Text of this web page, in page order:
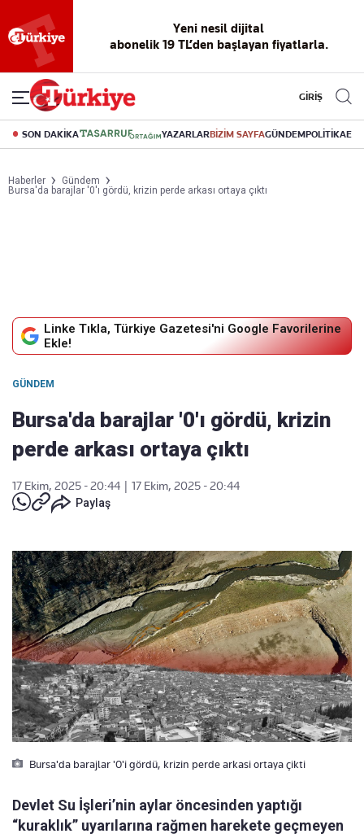
Yeni nesil dijital
abonelik 19 TL’den başlayan fiyatlarla.
GİRİŞ
SON DAKİKA YAZARLARBİZİM SAYFAGÜNDEMPOLİTİKA
Haberler
Gündem
Bursa'da barajlar '0'ı gördü, krizin perde arkası ortaya çıktı
Linke Tıkla, Türkiye Gazetesi'ni Google Favorilerine
Ekle!
GÜNDEM
Bursa'da barajlar '0'ı gördü, krizin
perde arkası ortaya çıktı
17 Ekim, 2025 - 20:44
17 Ekim, 2025 - 20:44
Paylaş
Bursa'da barajlar '0'i gördü, krizin perde arkasi ortaya çikti
Devlet Su İşleri’nin aylar öncesinden yaptığı
“kuraklık” uyarılarına rağmen harekete geçmeyen